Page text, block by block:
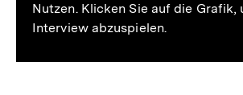
Nutzen. Klicken Sie auf die Grafik,
Interview abzuspielen.